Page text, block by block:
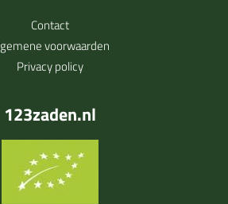
Contact
voorwaarden
Privacy policy
123zaden.nl